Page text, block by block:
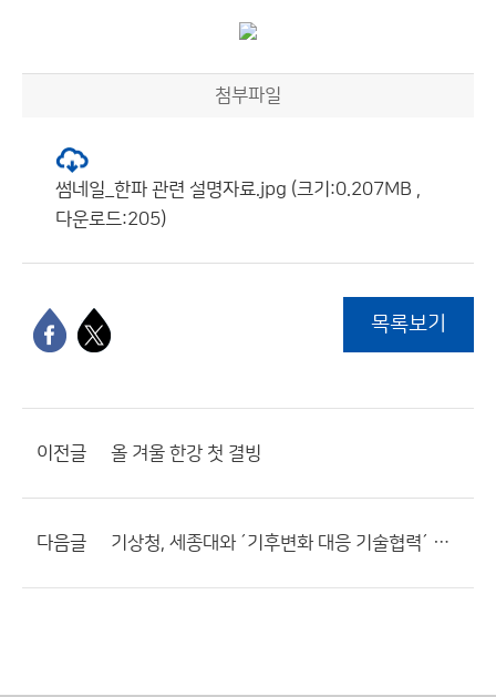
첨부파일
썸네일_한파 관련 설명자료.jpg (크기:0.207MB ,
다운로드:205)
목록보기
이전글 올 겨울 한강 첫 결빙
다음글 기상청, 세종대와 ´기후변화 대응 기술협력´ 하기로